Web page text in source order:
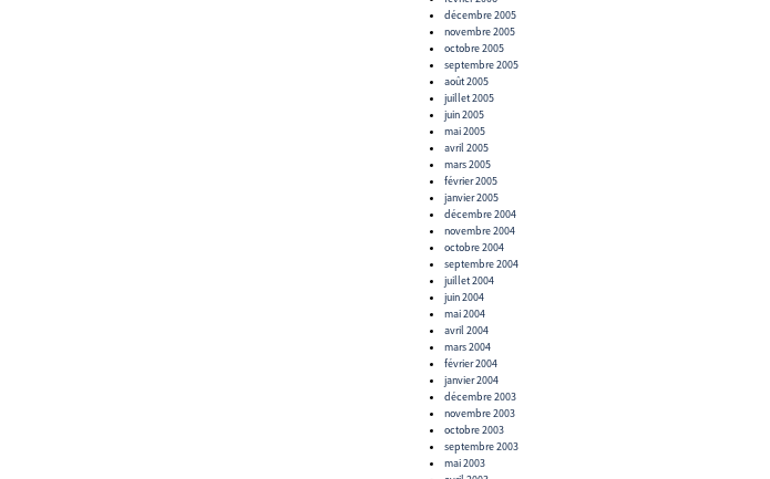
décembre 2005
novembre 2005
octobre 2005
septembre 2005
août 2005
juillet 2005
juin 2005
mai 2005
avril 2005
mars 2005
février 2005
janvier 2005
décembre 2004
novembre 2004
octobre 2004
septembre 2004
juillet 2004
juin 2004
mai 2004
avril 2004
mars 2004
février 2004
janvier 2004
décembre 2003
novembre 2003
octobre 2003
septembre 2003
mai 2003